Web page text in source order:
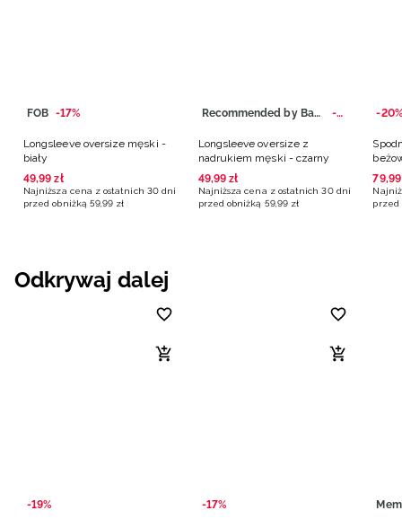
FOB -17%
Longsleeve oversize męski -
biały
49,99 zł
Najniższa cena z ostatnich 30 dni
przed obniżką 59,99 zł
Recommended by Bartosz Zmarzlik -17%
Longsleeve oversize z
nadrukiem męski - czarny
49,99 zł
Najniższa cena z ostatnich 30 dni
przed obniżką 59,99 zł
-20%
79,99
przed
Odkrywaj dalej
-19% -17%